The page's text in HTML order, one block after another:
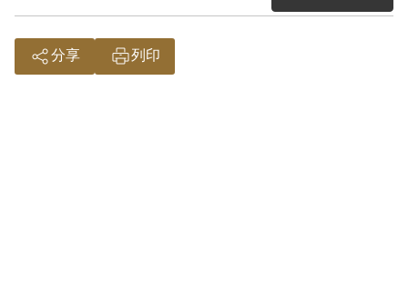
「再接再厲」歌唱等情。1955年經臺灣省
保安司令部以《懲治叛亂條例》第2條第1
項「意圖以非法之方法顛覆政府而著手實
分享 列印